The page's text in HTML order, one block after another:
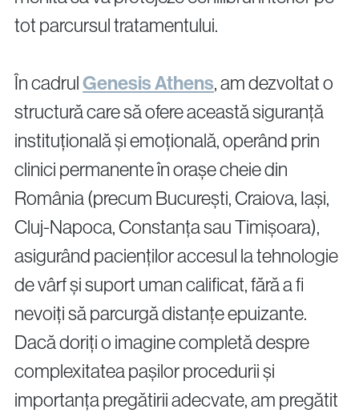
tot parcursul tratamentului.
În cadrulGenesis Athens, am dezvoltat o
structură care să ofere această siguranță
instituțională și emoțională, operând prin
clinici permanente în orașe cheie din
România (precum București, Craiova, Iași,
Cluj-Napoca, Constanța sau Timișoara),
asigurând pacienților accesul la tehnologie
de vârf și suport uman calificat, fără a fi
nevoiți să parcurgă distanțe epuizante.
Dacă doriți o imagine completă despre
complexitatea pașilor procedurii și
importanța pregătirii adecvate, am pregătit